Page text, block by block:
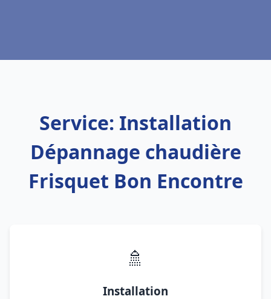
Service: Installation
Dépannage chaudière
Frisquet Bon Encontre
🚿
Installation